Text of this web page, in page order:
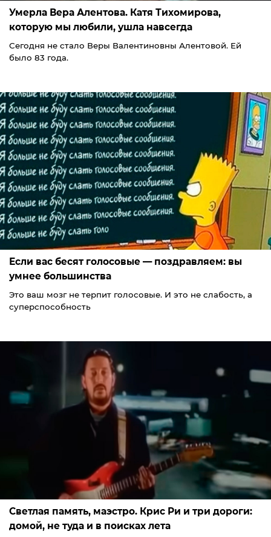
Умерла Вера Алентова. Катя Тихомирова,
которую мы любили, ушла навсегда
Сегодня не стало Веры Валентиновны Алентовой. Ей
было 83 года.
Если вас бесят голосовые — поздравляем: вы
умнее большинства
Это ваш мозг не терпит голосовые. И это не слабость, а
суперспособность
Светлая память, маэстро. Крис Ри и три дороги:
домой, не туда и в поисках лета